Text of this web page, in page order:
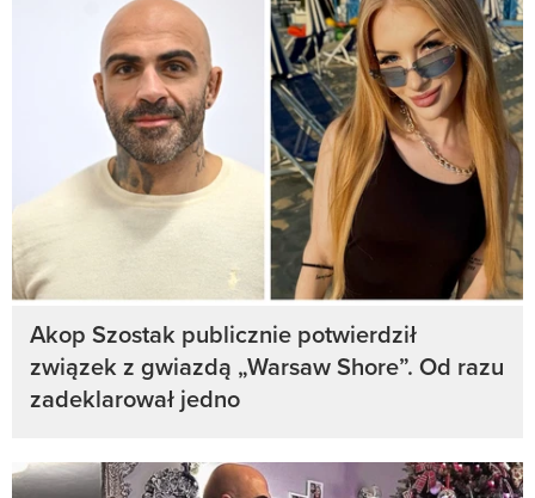
Akop Szostak publicznie potwierdził
związek z gwiazdą „Warsaw Shore”. Od razu
zadeklarował jedno